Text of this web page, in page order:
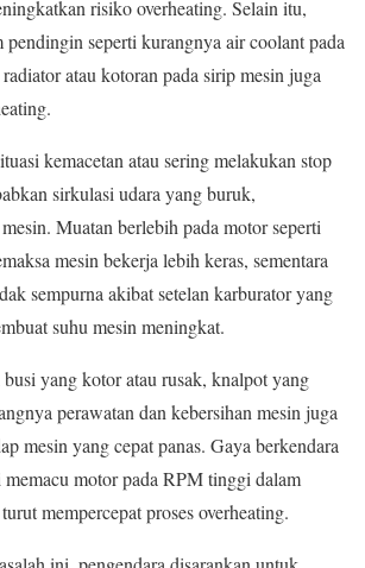
risiko overheating. Selain itu,
pendingin seperti kurangnya air coolant pada
atau kotoran pada sirip mesin juga
kemacetan atau sering melakukan stop
sirkulasi udara yang buruk,
Muatan berlebih pada motor seperti
mesin bekerja lebih keras, sementara
sempurna akibat setelan karburator yang
suhu mesin meningkat.
yang kotor atau rusak, knalpot yang
perawatan dan kebersihan mesin juga
mesin yang cepat panas. Gaya berkendara
memacu motor pada RPM tinggi dalam
mempercepat proses overheating.